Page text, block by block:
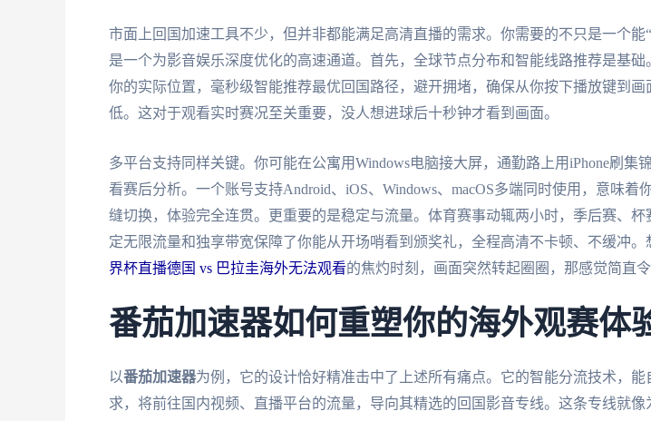
市面上回国加速工具不少，但并非都能满足高清直播的需求。你需要的不只是一个能
是一个为影音娱乐深度优化的高速通道。首先，全球节点分布和智能线路推荐是基
你的实际位置，毫秒级智能推荐最优回国路径，避开拥堵，确保从你按下播放键到画
低。这对于观看实时赛况至关重要，没人想进球后十秒钟才看到画面。
多平台支持同样关键。你可能在公寓用Windows电脑接大屏，通勤路上用iPhone刷集
看赛后分析。一个账号支持Android、iOS、Windows、macOS多端同时使用，意味着
缝切换，体验完全连贯。更重要的是稳定与流量。体育赛事动辄两小时，季后赛、杯
定无限流量和独享带宽保障了你能从开场哨看到颁奖礼，全程高清不卡顿、不缓冲。
界杯直播德国 vs 巴拉圭海外无法观看的焦灼时刻，画面突然转起圈圈，那感觉简直令
番茄加速器如何重塑你的海外观赛体
以番茄加速器为例，它的设计恰好精准击中了上述所有痛点。它的智能分流技术，能
求，将前往国内视频、直播平台的流量，导向其精选的回国影音专线。这条专线就